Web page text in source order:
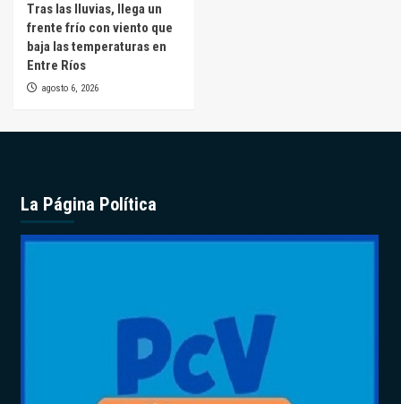
Tras las lluvias, llega un
frente frío con viento que
baja las temperaturas en
Entre Ríos
agosto 6, 2026
La Página Política